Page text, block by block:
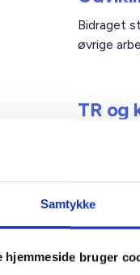
Samtykke
hjemmeside bruger
Bidraget
øvrige
TR og